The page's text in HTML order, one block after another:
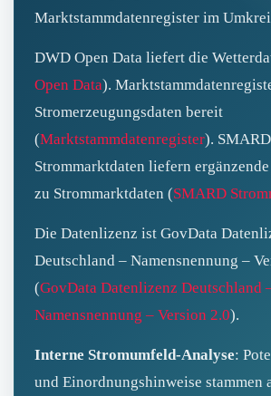
Marktstammdatenregister im
DWD Open Data liefert die
Open Data).
Stromerzeugungsdaten bereit
(Marktstammdatenregister). SMARD
Strommarktdaten liefern
zu Strommarktdaten (SMARD
Die Datenlizenz ist GovData
Deutschland – Namensnennung –
(GovData Datenlizenz Deutschland
Namensnennung – Version 2.0).
Interne Stromumfeld-Analyse:
und Einordnungshinweise stammen